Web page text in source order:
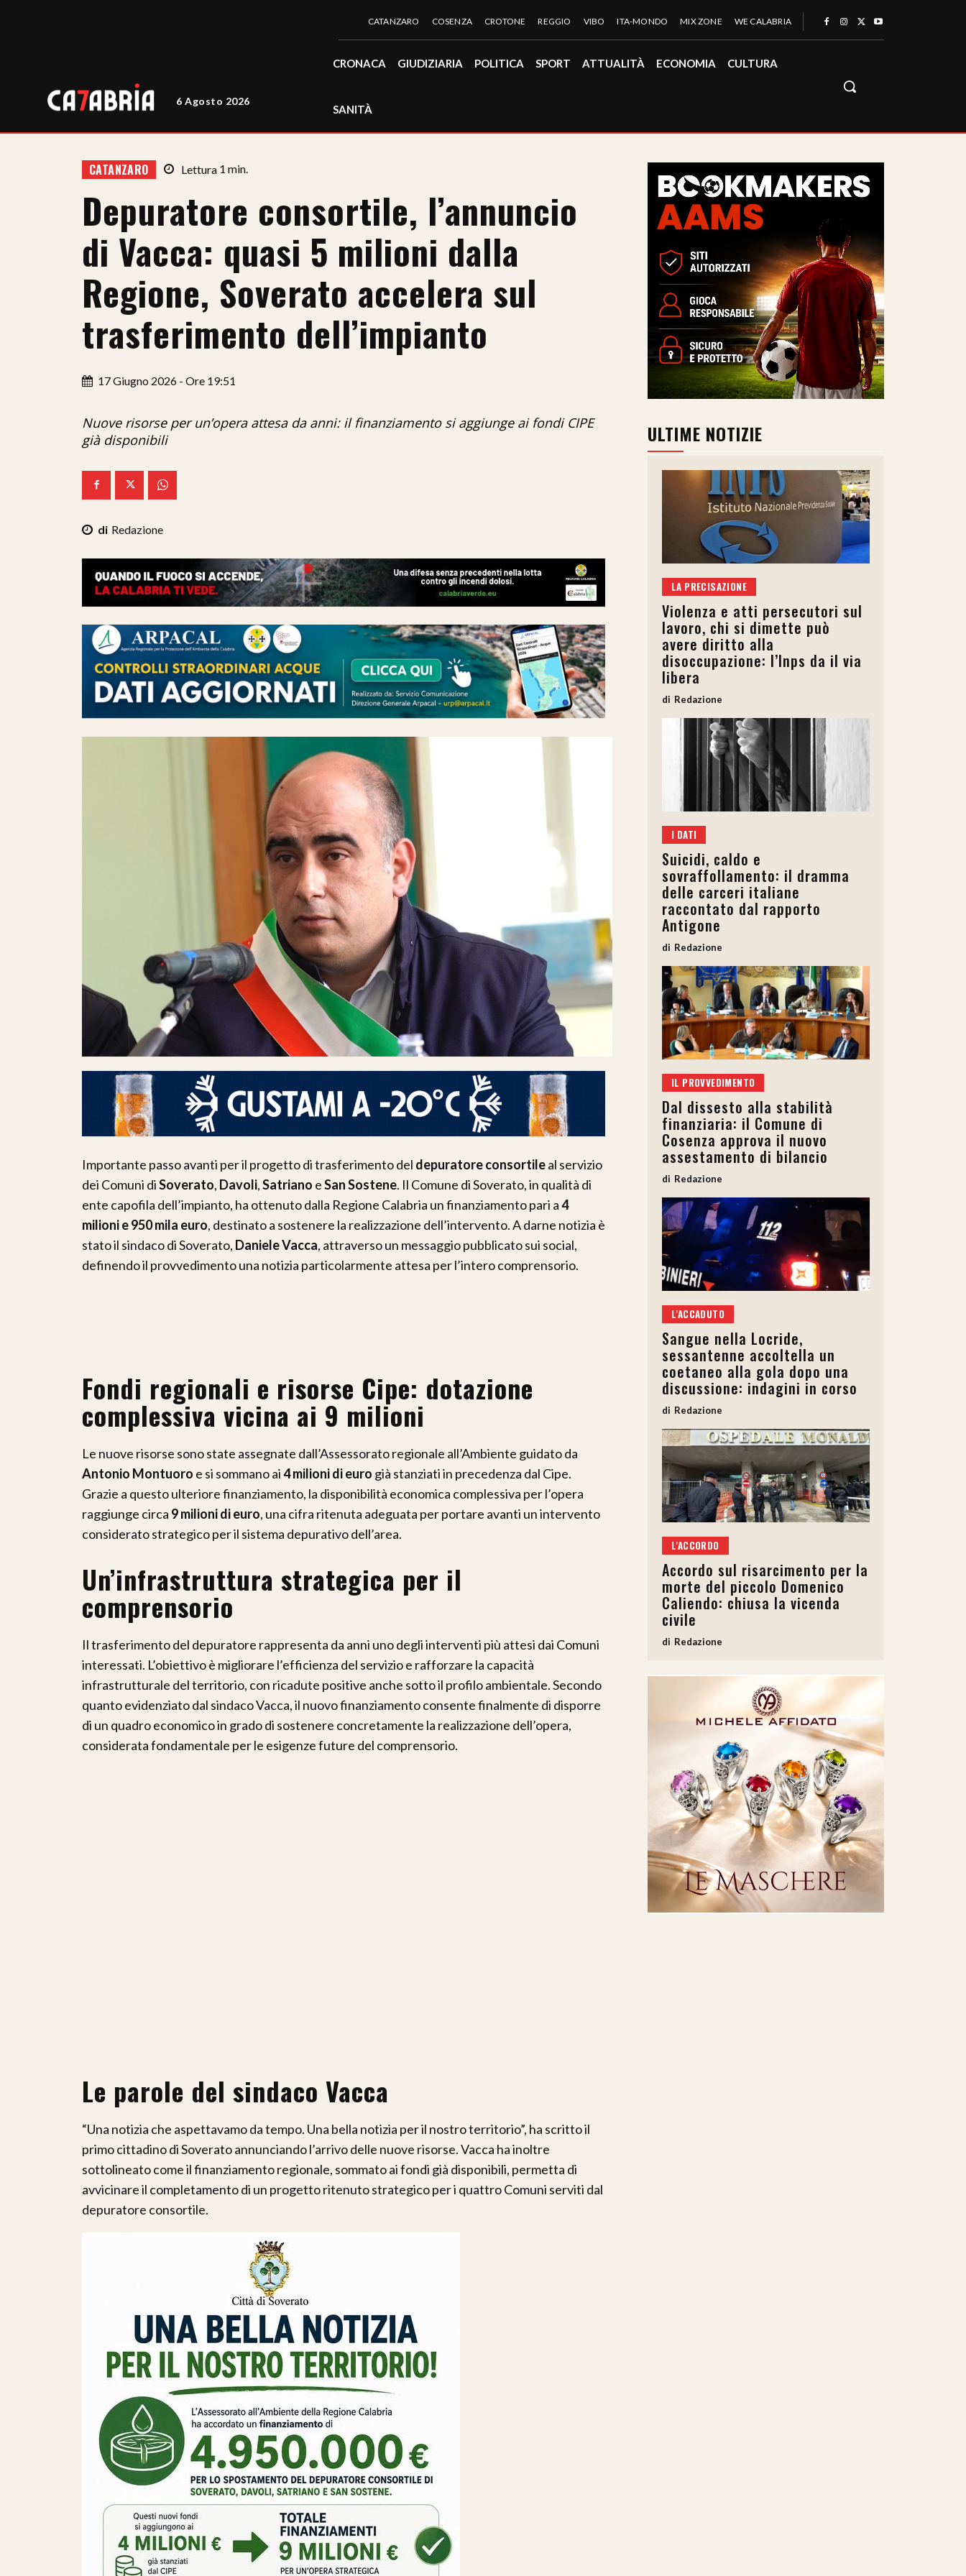
6 Agosto 2026
CATANZARO COSENZA CROTONE REGGIO VIBO ITA-MONDO MIX ZONE WE CALABRIA
CRONACA GIUDIZIARIA POLITICA SPORT ATTUALITÀ ECONOMIA CULTURA
SANITÀ
CATANZARO Lettura 1 min.
Depuratore consortile, l’annuncio
di Vacca: quasi 5 milioni dalla
Regione, Soverato accelera sul
trasferimento dell’impianto
17 Giugno 2026 - Ore 19:51
Nuove risorse per un’opera attesa da anni: il finanziamento si aggiunge ai fondi CIPE
già disponibili
Redazione
Importante passo avanti per il progetto di trasferimento del depuratore consortileal servizio
dei Comuni diSoverato, Davoli,Satriano eSan Sostene. Il Comune di Soverato, in qualità di
ente capofila dell’impianto, ha ottenuto dalla Regione Calabria un finanziamento pari a4
milioni e 950 mila euro, destinato a sostenere la realizzazione dell’intervento. A darne notizia è
stato il sindaco di Soverato, Daniele Vacca, attraverso un messaggio pubblicato sui social,
definendo il provvedimento una notizia particolarmente attesa per l’intero comprensorio.
Fondi regionali e risorse Cipe: dotazione
complessiva vicina ai 9 milioni
Le nuove risorse sono state assegnate dall’Assessorato regionale all’Ambiente guidato da
Antonio Montuoro e si sommano ai4 milioni di euro già stanziati in precedenza dal Cipe.
Grazie a questo ulteriore finanziamento, la disponibilità economica complessiva per l’opera
raggiunge circa 9 milioni di euro, una cifra ritenuta adeguata per portare avanti un intervento
considerato strategico per il sistema depurativo dell’area.
Un’infrastruttura strategica per il
comprensorio
Il trasferimento del depuratore rappresenta da anni uno degli interventi più attesi dai Comuni
interessati. L’obiettivo è migliorare l’efficienza del servizio e rafforzare la capacità
infrastrutturale del territorio, con ricadute positive anche sotto il profilo ambientale. Secondo
quanto evidenziato dal sindaco Vacca, il nuovo finanziamento consente finalmente di disporre
di un quadro economico in grado di sostenere concretamente la realizzazione dell’opera,
considerata fondamentale per le esigenze future del comprensorio.
Le parole del sindaco Vacca
“Una notizia che aspettavamo da tempo. Una bella notizia per il nostro territorio”, ha scritto il
primo cittadino di Soverato annunciando l’arrivo delle nuove risorse. Vacca ha inoltre
sottolineato come il finanziamento regionale, sommato ai fondi già disponibili, permetta di
avvicinare il completamento di un progetto ritenuto strategico per i quattro Comuni serviti dal
depuratore consortile.
ULTIME NOTIZIE
LA PRECISAZIONE
Violenza e atti persecutori sul
lavoro, chi si dimette può
avere diritto alla
disoccupazione: l’Inps da il via
libera
Redazione
I DATI
Suicidi, caldo e
sovraffollamento: il dramma
delle carceri italiane
raccontato dal rapporto
Antigone
Redazione
IL PROVVEDIMENTO
Dal dissesto alla stabilità
finanziaria: il Comune di
Cosenza approva il nuovo
assestamento di bilancio
Redazione
L'ACCADUTO
Sangue nella Locride,
sessantenne accoltella un
coetaneo alla gola dopo una
discussione: indagini in corso
Redazione
L'ACCORDO
Accordo sul risarcimento per la
morte del piccolo Domenico
Caliendo: chiusa la vicenda
civile
Redazione